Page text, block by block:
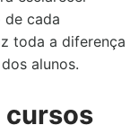
de cada
toda a diferença
alunos.
cursos